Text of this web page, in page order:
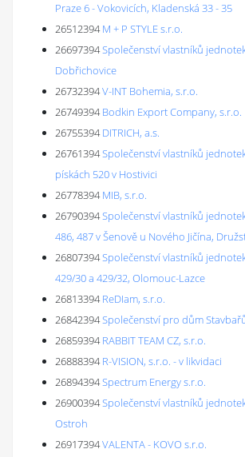
Praze 6 - Vokovicích, Kladenská 33 - 35
26512394 M + P STYLE s.r.o.
26697394Společenství vlastníků
Dobřichovice
26732394V-INT Bohemia, s.r.o.
26749394 Bodkin Export Company, s.r.o.
26755394 DITRICH, a.s.
26761394Společenství vlastníků
pískách 520 v Hostivici
26778394 MIB, s.r.o.
26790394Společenství vlastníků
486, 487 v Šenově u Nového Jičína,
26807394Společenství vlastníků
429/30 a 429/32, Olomouc-Lazce
26813394 ReDIam, s.r.o.
26842394Společenství pro dům
26859394 RABBIT TEAM CZ, s.r.o.
26888394 R-VISION, s.r.o. - v likvidaci
26894394Spectrum Energy s.r.o.
26900394Společenství vlastníků
Ostroh
26917394VALENTA - KOVO s.r.o.